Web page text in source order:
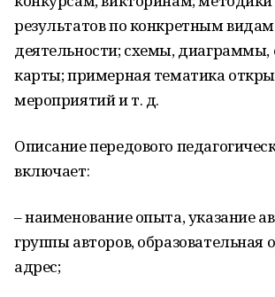
результатов по конкретным видам
деятельности; схемы, диаграммы,
карты; примерная тематика
мероприятий и т. д.
Описание передового
включает:
– наименование опыта, указание
группы авторов, образовательная
адрес;